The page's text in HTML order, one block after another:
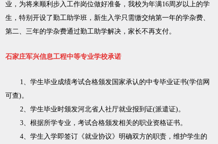
业，为将来顺利步入工作岗位做好准备，我校为年满16周岁以上的学
生，特别开设了勤工助学班，新生入学只需缴交纳第一年的学杂费、
第二、三年的学杂费通过勤工助学解决，家长不再支付。
石家庄军兴信息工程中等专业学校承诺
1、学生毕业成绩考试合格颁发国家承认的中专毕业证书(学信网
可查)。
2、学生毕业时颁发河北省人社厅就业报到证(派遣证)。
3、根据所学专业，考试合格颁发相关的职业资格证书。
4、学生入学即签订《就业协议》明确双方的职责，维护学生的